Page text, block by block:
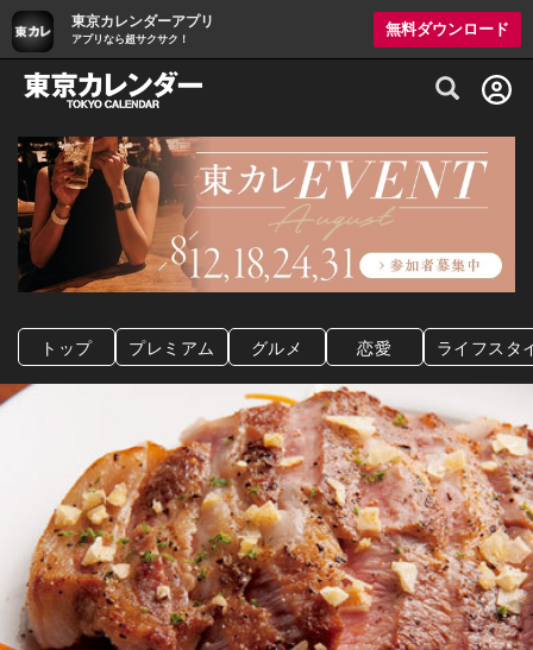
東京カレンダーアプリ
アプリなら超サクサク！
無料ダウンロード
グルメ情報・プレミアムレストラン予約
トップ プレミアム グルメ 恋愛 ライフスタ